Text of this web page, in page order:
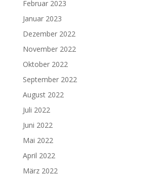
Februar 2023
Januar 2023
Dezember 2022
November 2022
Oktober 2022
September 2022
August 2022
Juli 2022
Juni 2022
Mai 2022
April 2022
März 2022